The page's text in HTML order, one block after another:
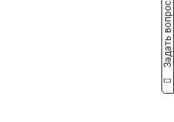
Задать вопрос